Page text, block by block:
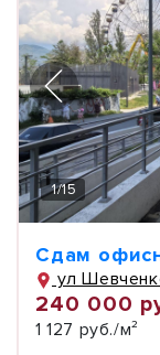
1/15
Сдам
ул
240 000
1 127 руб./м²